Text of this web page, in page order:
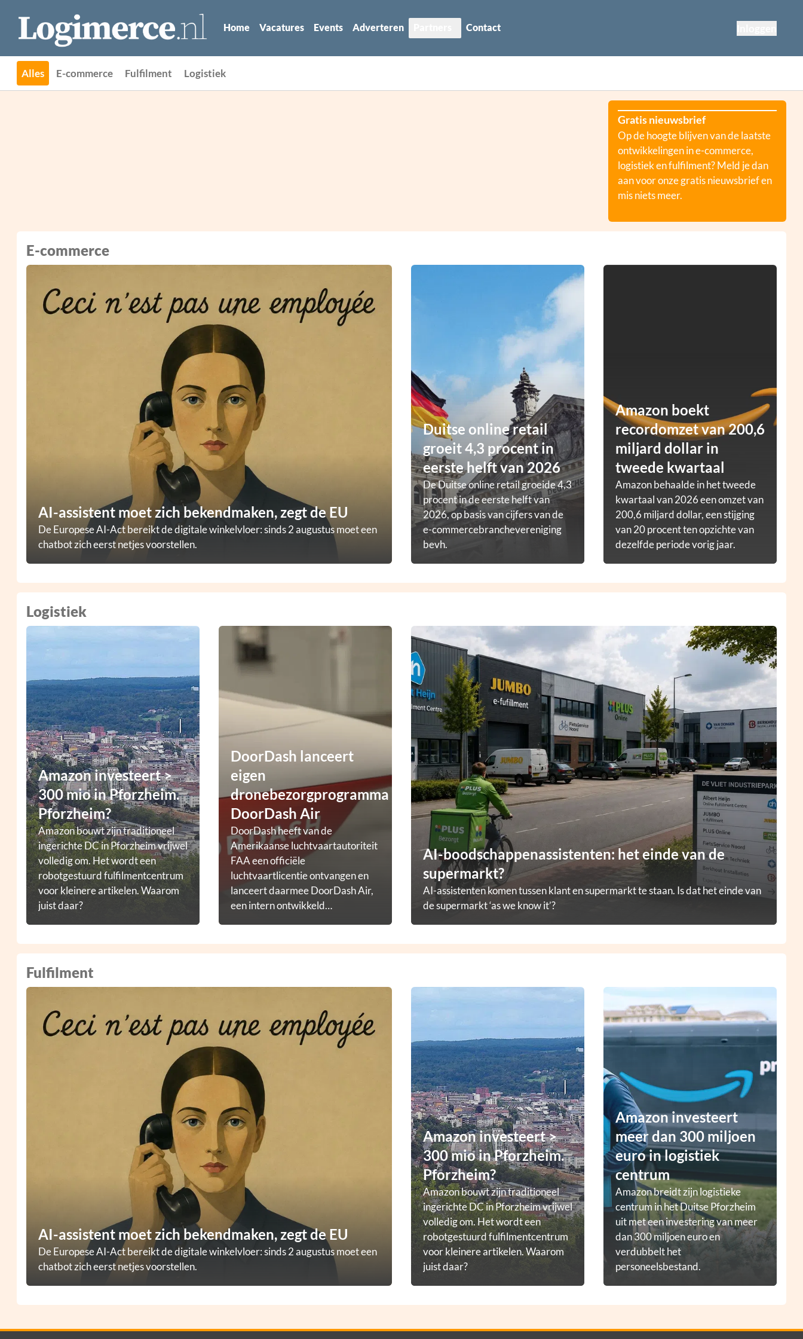
Home Vacatures Events Adverteren Contact
Alles E-commerce Fulfilment Logistiek
Gratis nieuwsbrief
Op de hoogte blijven van de laatste
ontwikkelingen in e-commerce,
logistiek en fulfilment? Meld je dan
aan voor onze gratis nieuwsbrief en
mis niets meer.
E-commerce
AI-assistent moet zich bekendmaken, zegt de EU
De Europese AI-Act bereikt de digitale winkelvloer: sinds 2 augustus moet een
chatbot zich eerst netjes voorstellen.
Duitse online retail
groeit 4,3 procent in
eerste helft van 2026
De Duitse online retail groeide 4,3
procent in de eerste helft van
2026, op basis van cijfers van de
e-commercebranchevereniging
bevh.
Amazon boekt
recordomzet van 200,6
miljard dollar in
tweede kwartaal
Amazon behaalde in het tweede
kwartaal van 2026 een omzet van
200,6 miljard dollar, een stijging
van 20 procent ten opzichte van
dezelfde periode vorig jaar.
Logistiek
AI-boodschappenassistenten: het einde van de
supermarkt?
AI-assistenten komen tussen klant en supermarkt te staan. Is dat het einde van
de supermarkt ‘as we know it’?
Amazon investeert >
300 mio in Pforzheim.
Pforzheim?
Amazon bouwt zijn traditioneel
ingerichte DC in Pforzheim vrijwel
volledig om. Het wordt een
robotgestuurd fulfilmentcentrum
voor kleinere artikelen. Waarom
juist daar?
DoorDash lanceert
eigen
dronebezorgprogramma
DoorDash Air
DoorDash heeft van de
Amerikaanse luchtvaartautoriteit
FAA een officiële
luchtvaartlicentie ontvangen en
lanceert daarmee DoorDash Air,
een intern ontwikkeld
Fulfilment
AI-assistent moet zich bekendmaken, zegt de EU
De Europese AI-Act bereikt de digitale winkelvloer: sinds 2 augustus moet een
chatbot zich eerst netjes voorstellen.
Amazon investeert >
300 mio in Pforzheim.
Pforzheim?
Amazon bouwt zijn traditioneel
ingerichte DC in Pforzheim vrijwel
volledig om. Het wordt een
robotgestuurd fulfilmentcentrum
voor kleinere artikelen. Waarom
juist daar?
Amazon investeert
meer dan 300 miljoen
euro in logistiek
centrum
Amazon breidt zijn logistieke
centrum in het Duitse Pforzheim
uit met een investering van meer
dan 300 miljoen euro en
verdubbelt het
personeelsbestand.